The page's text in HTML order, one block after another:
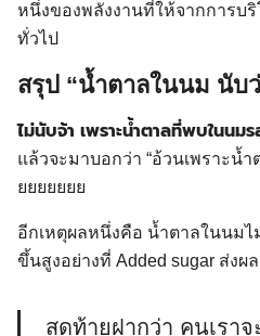
หนึ่งของพลังงานที่ให้จากการบ
ทั่วไป
สรุป “น้ำตาลในนม นับ
ไม่นับจ้า เพราะน้ำตาลที่พบในน
แล้วจะมาบอกว่า “อ้วนเพราะน้
ยยยยยยย
อีกเหตุผลหนึ่งคือ น้ำตาลในนมไ
ขึ้นสูงอย่างที่ Added sugar ส่งผล
สุดท้ายฝากว่า คนเรา